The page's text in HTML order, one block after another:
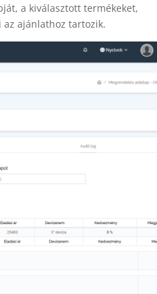
a kiválasztott termékeket,
az ajánlathoz tartozik.